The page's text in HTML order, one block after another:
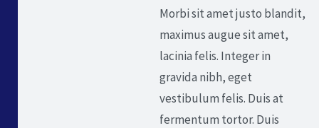
Morbi sit amet justo blandit,
maximus augue sit amet,
lacinia felis. Integer in
gravida nibh, eget
vestibulum felis. Duis at
fermentum tortor. Duis